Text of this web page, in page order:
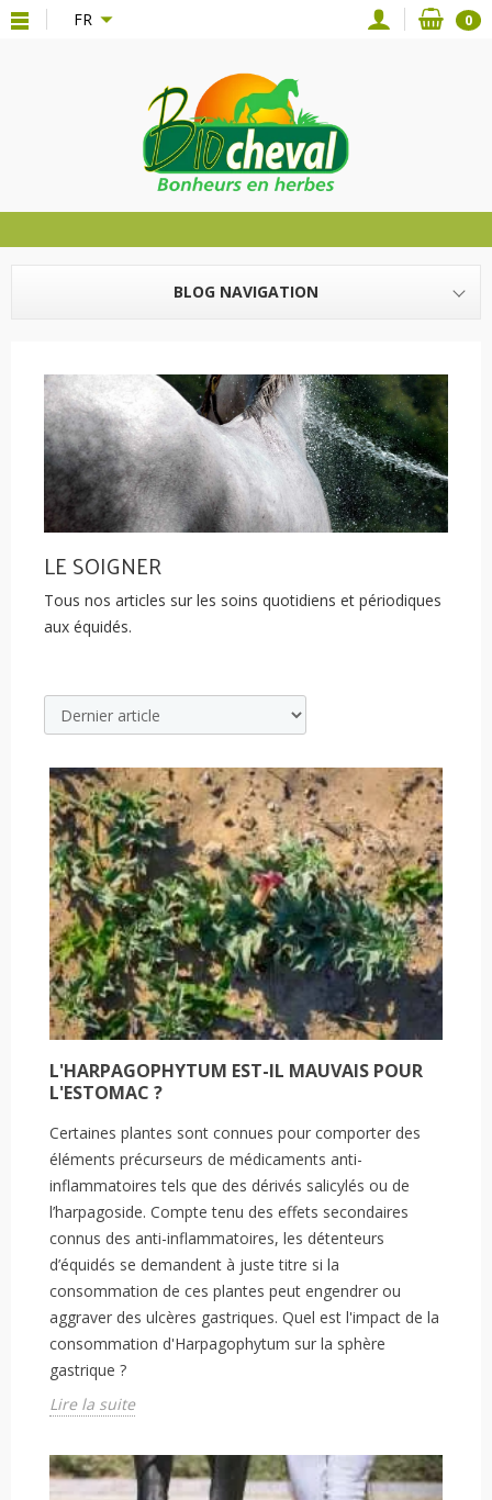
{**} FR 0
BLOG NAVIGATION
LE SOIGNER
Tous nos articles sur les soins quotidiens et périodiques
aux équidés.
L'HARPAGOPHYTUM EST-IL MAUVAIS POUR
L'ESTOMAC ?
Certaines plantes sont connues pour comporter des
éléments précurseurs de médicaments anti-
inflammatoires tels que des dérivés salicylés ou de
l’harpagoside. Compte tenu des effets secondaires
connus des anti-inflammatoires, les détenteurs
d’équidés se demandent à juste titre si la
consommation de ces plantes peut engendrer ou
aggraver des ulcères gastriques. Quel est l'impact de la
consommation d'Harpagophytum sur la sphère
gastrique ?
Lire la suite